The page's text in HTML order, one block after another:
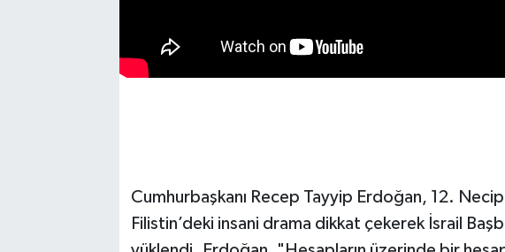
Cumhurbaşkanı Recep Tayyip Erdoğan, 12.
Filistin’deki insani drama dikkat çekerek İsrail